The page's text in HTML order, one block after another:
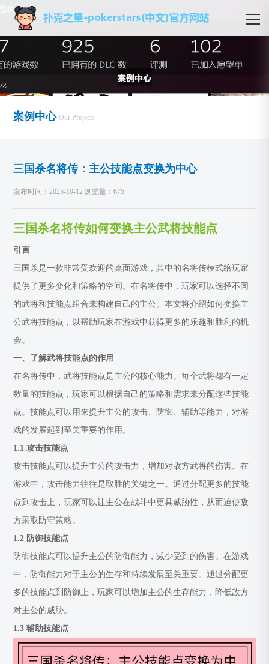
案例中心 Our Projects
三国杀名将传：主公技能点变换为中心
发布时间：2025-10-12 浏览量：675
三国杀名将传如何变换主公武将技能点
引言
三国杀是一款非常受欢迎的桌面游戏，其中的名将传模式给玩家
提供了更多变化和策略的空间。在名将传中，玩家可以选择不同
的武将和技能点组合来构建自己的主公。本文将介绍如何变换主
公武将技能点，以帮助玩家在游戏中获得更多的乐趣和胜利的机
会。
一、了解武将技能点的作用
在名将传中，武将技能点是主公的核心能力。每个武将都有一定
数量的技能点，玩家可以根据自己的策略和需求来分配这些技能
点。技能点可以用来提升主公的攻击、防御、辅助等能力，对游
戏的发展起到至关重要的作用。
1.1 攻击技能点
攻击技能点可以提升主公的攻击力，增加对敌方武将的伤害。在
游戏中，攻击能力往往是取胜的关键之一。通过分配更多的技能
点到攻击上，玩家可以让主公在战斗中更具威胁性，从而迫使敌
方采取防守策略。
1.2 防御技能点
防御技能点可以提升主公的防御能力，减少受到的伤害。在游戏
中，防御能力对于主公的生存和持续发展至关重要。通过分配更
多的技能点到防御上，玩家可以增加主公的生存能力，降低敌方
对主公的威胁。
1.3 辅助技能点